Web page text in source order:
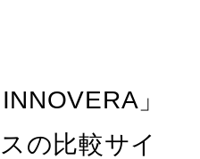
」
の比較サイ